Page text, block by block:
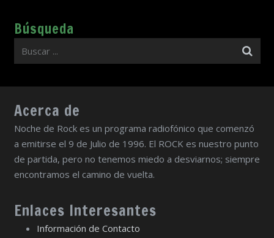
Búsqueda
Acerca de
Noche de Rock es un programa radiofónico que comenzó
a emitirse el 9 de Julio de 1996. El ROCK es nuestro punto
de partida, pero no tenemos miedo a desviarnos; siempre
encontramos el camino de vuelta.
Enlaces Interesantes
Información de Contacto